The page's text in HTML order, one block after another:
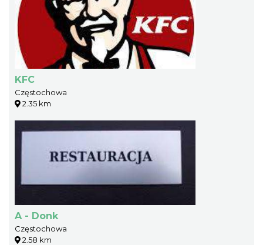
KFC
Częstochowa
2.35 km
A - Donk
Częstochowa
2.58 km